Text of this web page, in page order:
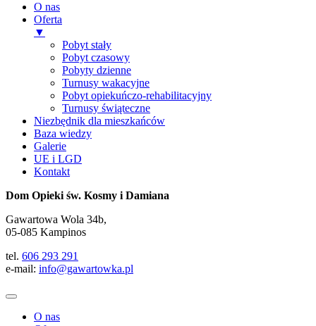
O nas
Oferta
▼
Pobyt stały
Pobyt czasowy
Pobyty dzienne
Turnusy wakacyjne
Pobyt opiekuńczo-rehabilitacyjny
Turnusy świąteczne
Niezbędnik dla mieszkańców
Baza wiedzy
Galerie
UE i LGD
Kontakt
Dom Opieki św. Kosmy i Damiana
Gawartowa Wola 34b,
05-085 Kampinos
tel. 606 293 291
e-mail: info@gawartowka.pl
O nas